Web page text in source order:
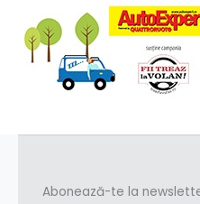
Abonează-te la